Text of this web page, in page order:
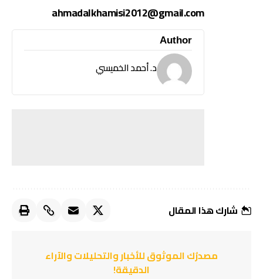
ahmadalkhamisi2012@gmail.com
Author
د. أحمد الخميسي
شارك هذا المقال
مصدرُك الموثوق للأخبار والتحليلات والآراء
الدقيقة!